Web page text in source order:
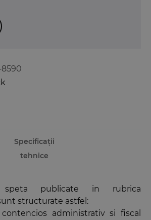
8590
Specificații
tehnice
publicate in rubrica
structurate astfel:
administrativ si fiscal